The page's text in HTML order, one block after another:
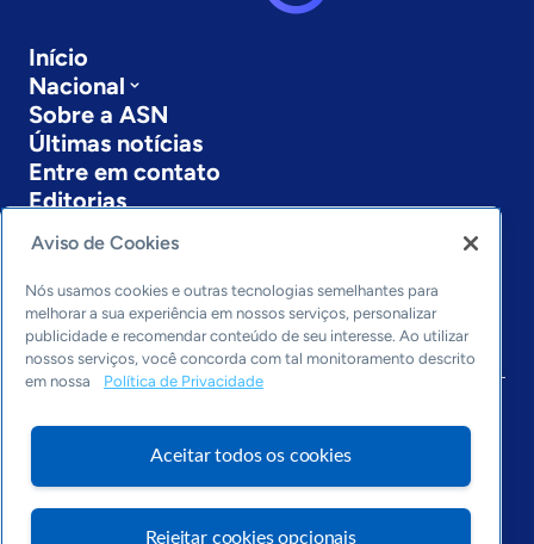
Início
Nacional
Sobre a ASN
Últimas notícias
Entre em contato
Editorias
Economia & Política
Inovação & Tecnologia
Cultura empreendedora
Dados
Arquivo
Aviso de Cookies
Nós usamos cookies e outras tecnologias semelhantes para
melhorar a sua experiência em nossos serviços, personalizar
publicidade e recomendar conteúdo de seu interesse. Ao utilizar
nossos serviços, você concorda com tal monitoramento descrito
em nossa
Política de Privacidade
Aceitar todos os cookies
Rejeitar cookies opcionais